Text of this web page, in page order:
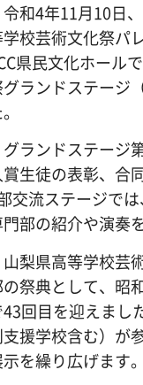
令和4年11月10日
校芸術文化祭パ
県民文化ホール
ランドステージ
グランドステージ
賞生徒の表彰、合
交流ステージで
部の紹介や演奏
山梨県高等学校芸
祭典として、昭
43回目を迎えまし
支援学校含む）が
を繰り広げます。